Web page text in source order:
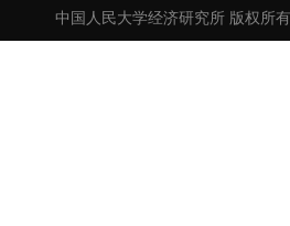
中国人民大学经济研究所 版权所